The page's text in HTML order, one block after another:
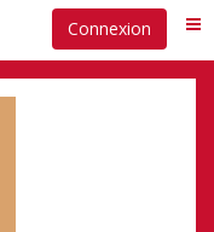
Connexion